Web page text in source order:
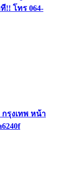
!! โทร 064-
กรุงเทพ หน้า